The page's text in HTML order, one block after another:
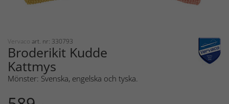
Vervaco art. nr: 330793
Broderikit Kudde
Kattmys
Mönster: Svenska, engelska och tyska.